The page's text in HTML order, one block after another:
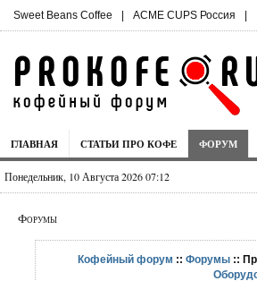
Sweet Beans Coffee | ACME CUPS Россия |
ГЛАВНАЯ СТАТЬИ ПРО КОФЕ ФОРУМ
Понедельник, 10 Августа 2026 07:12
Форумы
Кофейный форум ::Форумы ::